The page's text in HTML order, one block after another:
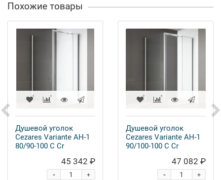
Похожие товары
Душевой уголок
Cezares Variante AH-1
80/90-100 C Cr
45 342 ₽
+
-
Душевой уголок
Cezares Variante AH-1
90/100-100 C Cr
47 082 ₽
+
-